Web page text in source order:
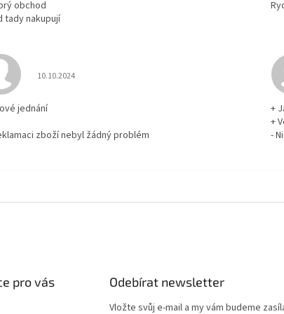
obchod
tady nakupují
Hodnocení obchodu je 5 z 5 hvězdiček.
10.10.2024
jednání
zboží nebyl žádný problém
+
+
-
pro vás Odebírat newsletter
Vložte svůj e-mail a my vám budeme